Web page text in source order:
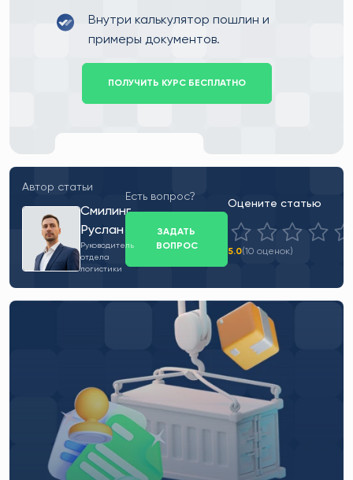
Внутри калькулятор пошлин и
примеры документов.
ПОЛУЧИТЬ КУРС БЕСПЛАТНО
Автор статьи
Смилинг
Руслан
Руководитель
отдела
логистики
Есть вопрос?
ЗАДАТЬ
ВОПРОС
Оцените статью
5.0(10 оценок)